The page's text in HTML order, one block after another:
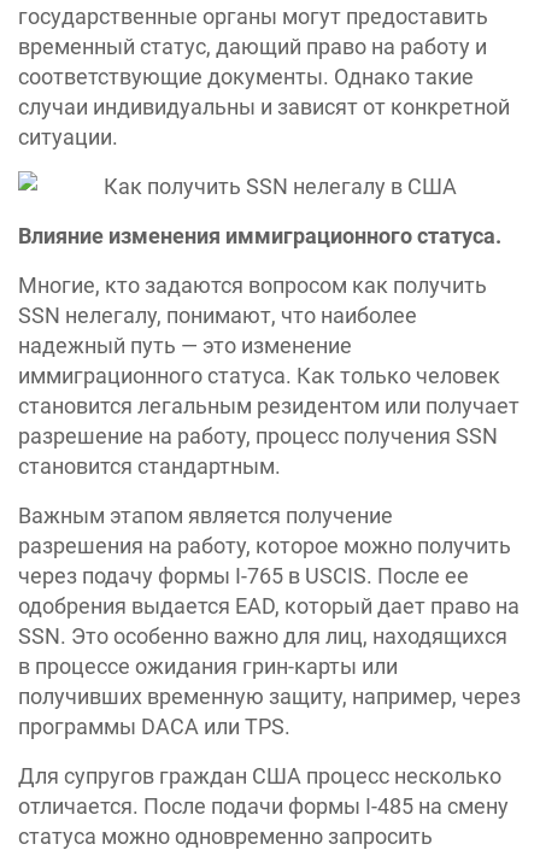
государственные органы могут предоставить
временный статус, дающий право на работу и
соответствующие документы. Однако такие
случаи индивидуальны и зависят от конкретной
ситуации.
Влияние изменения иммиграционного статуса.
Многие, кто задаются вопросом как получить
SSN нелегалу, понимают, что наиболее
надежный путь — это изменение
иммиграционного статуса. Как только человек
становится легальным резидентом или получает
разрешение на работу, процесс получения SSN
становится стандартным.
Важным этапом является получение
разрешения на работу, которое можно получить
через подачу формы I-765 в USCIS. После ее
одобрения выдается EAD, который дает право на
SSN. Это особенно важно для лиц, находящихся
в процессе ожидания грин-карты или
получивших временную защиту, например, через
программы DACA или TPS.
Для супругов граждан США процесс несколько
отличается. После подачи формы I-485 на смену
статуса можно одновременно запросить